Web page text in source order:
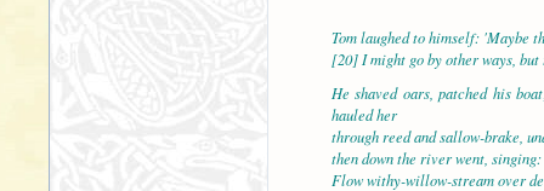
Tom laughed to himself: 'Maybe
[20] I might go by other ways,
He shaved oars, patched his
hauled her
through reed and sallow-brake,
then down the river went,
Flow withy-willow-stream over